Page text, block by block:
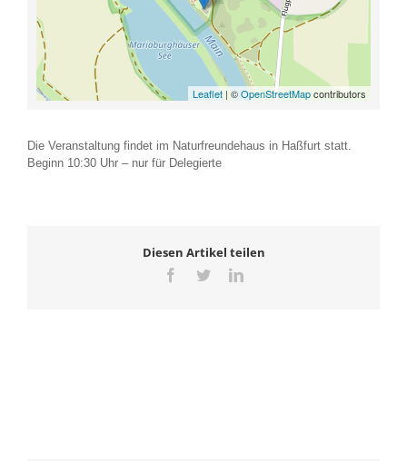
Leaflet | ©OpenStreetMapcontributors
Die Veranstaltung findet im Naturfreundehaus in Haßfurt statt.
Beginn 10:30 Uhr – nur für Delegierte
Diesen Artikel teilen
Facebook
TwitterLinkedIn